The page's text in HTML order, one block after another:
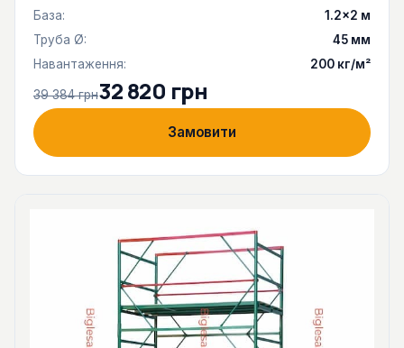
База:
1.2×2 м
Труба Ø:
45 мм
Навантаження:
200 кг/м²
39 384 грн32 820 грн
Замовити